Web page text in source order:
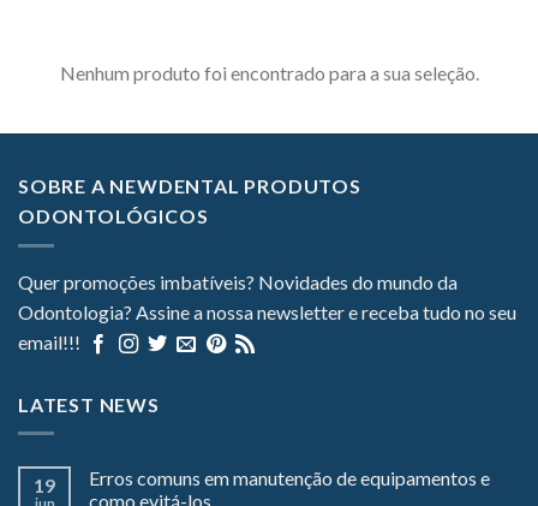
Nenhum produto foi encontrado para a sua seleção.
SOBRE A NEWDENTAL PRODUTOS
ODONTOLÓGICOS
Quer promoções imbatíveis? Novidades do mundo da
Odontologia? Assine a nossa newsletter e receba tudo no seu
email!!!
LATEST NEWS
19
Erros comuns em manutenção de equipamentos e
como evitá-los